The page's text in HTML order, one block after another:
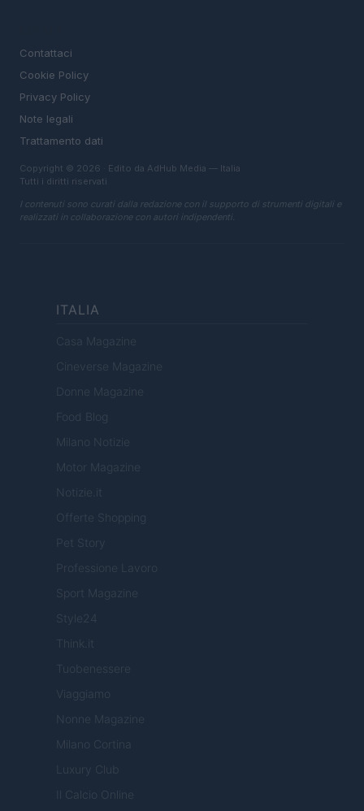
Contattaci
Cookie Policy
Privacy Policy
Note legali
Trattamento dati
Copyright © 2026 · Edito da AdHub Media — Italia
Tutti i diritti riservati
I contenuti sono curati dalla redazione con il supporto di strumenti digitali e
realizzati in collaborazione con autori indipendenti.
ITALIA
Casa Magazine
Cineverse Magazine
Donne Magazine
Food Blog
Milano Notizie
Motor Magazine
Notizie.it
Offerte Shopping
Pet Story
Professione Lavoro
Sport Magazine
Style24
Think.it
Tuobenessere
Viaggiamo
Nonne Magazine
Milano Cortina
Luxury Club
Il Calcio Online